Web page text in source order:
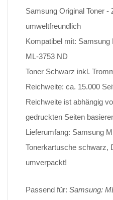
Samsung Original Toner -
umweltfreundlich
Kompatibel mit:
ML-3753 ND
Toner Schwarz inkl.
Reichweite: ca. 15.000
Reichweite ist abhängig
gedruckten Seiten
Lieferumfang: Samsung
Tonerkartusche schwarz,
umverpackt!
Passend für: Samsung: